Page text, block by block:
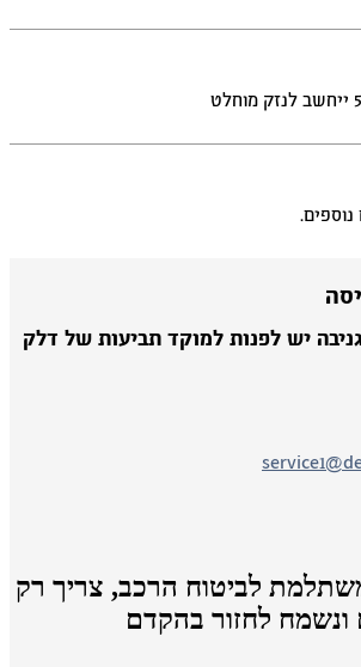
יש לפנות למוקד תביעות של דלק
לביטוח הרכב,צריך רק
לחזור בהקדם